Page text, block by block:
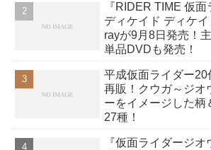
か12点！
『RIDER TIME 仮
ディケイド ディケ
rayが9月8日発売！
単品DVDも発売！
平成仮面ライダー
再販！クウガ～ジオ
ーをイメージした柄
27種！
『仮面ライダージ